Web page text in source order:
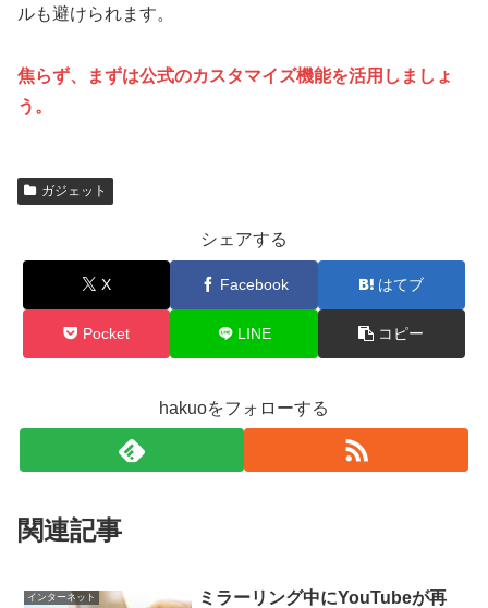
ルも避けられます。
焦らず、まずは公式のカスタマイズ機能を活用しましょ
う。
ガジェット
シェアする
X Facebook はてブ
Pocket LINE コピー
hakuoをフォローする
関連記事
インターネット
ミラーリング中にYouTubeが再